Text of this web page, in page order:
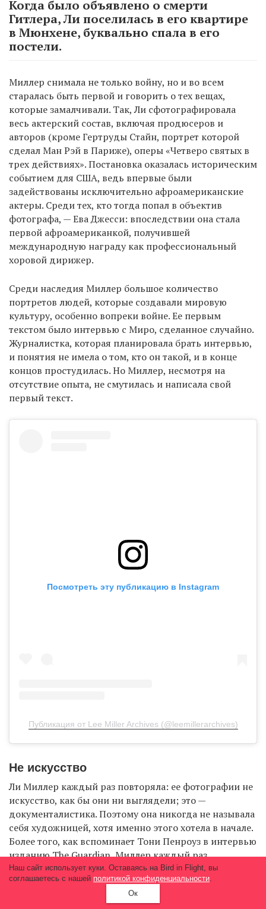
Когда было объявлено о смерти
Гитлера, Ли поселилась в его квартире
в Мюнхене, буквально спала в его
постели.
Миллер снимала не только войну, но и во всем
старалась быть первой и говорить о тех вещах,
которые замалчивали. Так, Ли сфотографировала
весь актерский состав, включая продюсеров и
авторов (кроме Гертруды Стайн, портрет которой
сделал Ман Рэй в Париже), оперы «Четверо святых в
трех действиях». Постановка оказалась историческим
событием для США, ведь впервые были
задействованы исключительно афроамериканские
актеры. Среди тех, кто тогда попал в объектив
фотографа, — Ева Джесси: впоследствии она стала
первой афроамериканкой, получившей
международную награду как профессиональный
хоровой дирижер.
Среди наследия Миллер большое количество
портретов людей, которые создавали мировую
культуру, особенно вопреки войне. Ее первым
текстом было интервью с Миро, сделанное случайно.
Журналистка, которая планировала брать интервью,
и понятия не имела о том, кто он такой, и в конце
концов простудилась. Но Миллер, несмотря на
отсутствие опыта, не смутилась и написала свой
первый текст.
Посмотреть эту публикацию в Instagram
Публикация от Lee Miller Archives (@leemillerarchives)
Не искусство
Ли Миллер каждый раз повторяла: ее фотографии не
искусство, как бы они ни выглядели; это —
документалистика. Поэтому она никогда не называла
себя художницей, хотя именно этого хотела в начале.
Более того, как вспоминает Тони Пенроуз в интервью
изданиюThe Guardian, Миллер каждый раз
обесценивала свою работу, считая, что не сделала
ничего важного, о чем стоит говорить. В письме
своему коллеге она признавалась: «По каким-то
Наш сайт использует куки. Оставаясь на Bird in Flight, вы
соглашаетесь с нашей политикой конфиденциальности.
Ок